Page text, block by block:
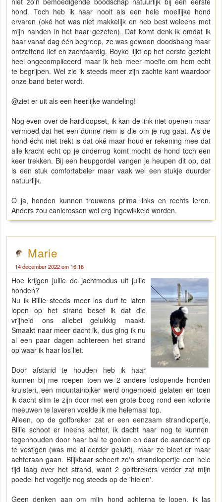
hond. Toch heb ik haar nooit als een hele moeilijke hond
ervaren (oké het was niet makkelijk en heb best weleens met
mijn handen in het haar gezeten). Dat komt denk ik omdat ik
haar vanaf dag één begreep, ze was gewoon doodsbang maar
ontzettend lief en zachtaardig. Boyko lijkt op het eerste gezicht
heel ongecompliceerd maar ik heb meer moeite om hem echt
te begrijpen. Wel zie ik steeds meer zijn zachte kant waardoor
onze band beter wordt.
@ziet er uit als een heerlijke wandeling!
Nog even over de hardloopset, ik kan de link niet openen maar
vermoed dat het een dunne riem is die om je rug gaat. Als de
hond écht niet trekt is dat oké maar houd er rekening mee dat
alle kracht echt op je onderrug komt mocht de hond toch een
keer trekken. Bij een heupgordel vangen je heupen dit op, dat
is een stuk comfortabeler maar vaak wel een stukje duurder
natuurlijk.
O ja, honden kunnen trouwens prima links en rechts leren.
Anders zou canicrossen wel erg ingewikkeld worden.
Marie
14 december 2022 om 16:16
Hoe krijgen jullie de jachtmodus uit jullie
honden?
Nu ik Billie steeds meer los durf te laten
lopen op het strand besef ik dat die
vrijheid ons allebei gelukkig maakt.
Smaakt naar meer dacht ik, dus ging ik nu
al een paar dagen achtereen het strand
op waar ik haar los liet.
Door afstand te houden heb ik haar
kunnen bij me roepen toen we 2 andere loslopende honden
kruisten, een mountainbiker werd ongemoeid gelaten en toen
ik dacht slim te zijn door met een grote boog rond een kolonie
meeuwen te laveren voelde ik me helemaal top.
Alleen, op de golfbreker zat er een eenzaam strandlopertje,
Billie schoot er ineens achter, ik dacht haar nog te kunnen
tegenhouden door haar bal te gooien en daar de aandacht op
te vestigen (was me al eerder gelukt), maar ze bleef er maar
achteraan gaan. Blijkbaar scheert zo'n strandlopertje een hele
tijd laag over het strand, want 2 golfbrekers verder zat mijn
poedel het vogeltje nog steeds op de 'hielen'.
Geen denken aan om mijn hond achterna te lopen, ik las